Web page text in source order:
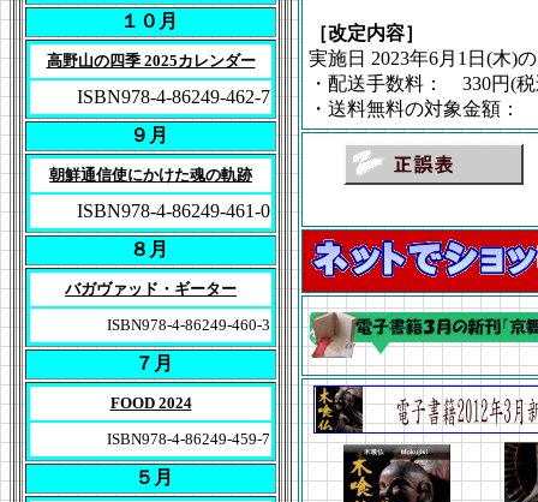
１０月
高野山の四季 2025カレンダー
ISBN978-4-86249-462-7
９月
朝鮮通信使にかけた魂の軌跡
ISBN978-4-86249-461-0
８月
バガヴァッド・ギーター
ISBN978-4-86249-460-3
７月
FOOD 2024
ISBN978-4-86249-459-7
５月
［改定内容］
実施日 2023年6月1日(木)
・配送手数料： 330円(
・送料無料の対象金額：